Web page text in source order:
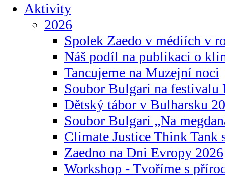
Aktivity
2026
Spolek Zaedo v médiích v
Náš podíl na publikaci o
Tancujeme na Muzejní noci
Soubor Bulgari na festivalu
Dětský tábor v Bulharsku
Soubor Bulgari „Na
Climate Justice Think Tank
Zaedno na Dni Evropy 2026
Workshop - Tvoříme s